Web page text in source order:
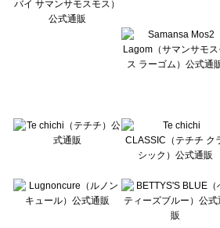
Wpc.（ワールドパーティー）のハット・帽子一覧